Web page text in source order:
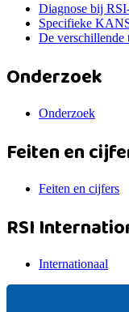
Diagnose bij
Specifieke
De verschillende
Onderzoek
Onderzoek
Feiten en
Feiten en cijfers
RSI
Internationaal